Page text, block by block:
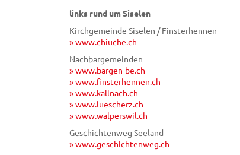
links rund um Siselen
Kirchgemeinde Siselen / Finsterhennen
» www.chiuche.ch
Nachbargemeinden
» www.bargen-be.ch
» www.finsterhennen.ch
» www.kallnach.ch
» www.luescherz.ch
» www.walperswil.ch
Geschichtenweg Seeland
» www.geschichtenweg.ch